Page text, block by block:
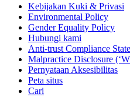
Kebijakan Kuki & Privasi
Environmental Policy
Gender Equality Policy
Hubungi kami
Anti-trust Compliance
Malpractice Disclosure
Pernyataan Aksesibilitas
Peta situs
Cari